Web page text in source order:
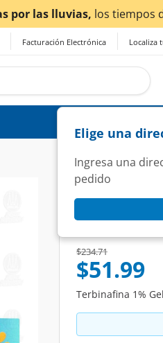
¡Ahora
Facturación Electrónica Localiza
Elige una
Ingresa una
pedido
PHARMALIFE
Terbinafina
Price reduced from
$234.71to
$51.99
Terbinafina 1%